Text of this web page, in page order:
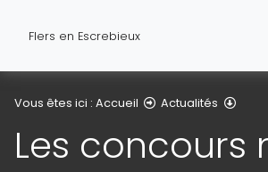
Flers en Escrebieux
Vous êtes ici : Accueil Actualités
Les concours